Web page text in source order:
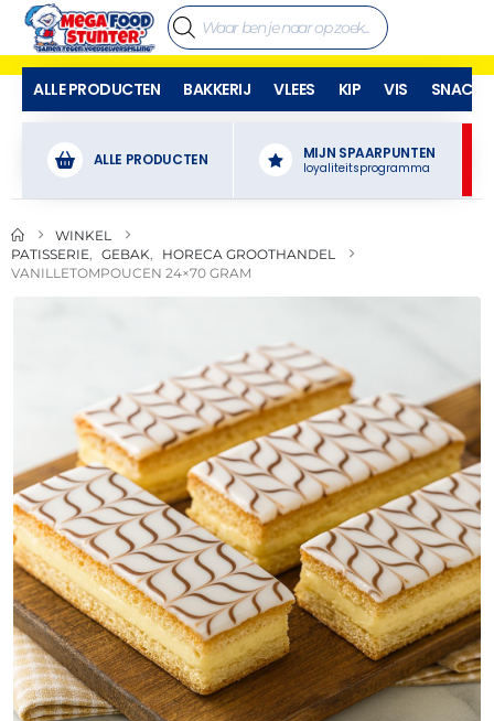
ALLE PRODUCTEN BAKKERIJ VLEES KIP VIS SNACKS
ALLE PRODUCTEN MIJN SPAARPUNTEN
loyaliteitsprogramma
WINKEL
PATISSERIE
GEBAK
HORECA GROOTHANDEL
VANILLETOMPOUCEN 24×70 GRAM